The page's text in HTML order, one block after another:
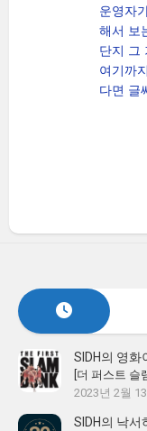
운영자
해서 보
단지 그
여기까
다면 글
SIDH의 영화
[더 퍼스트 슬
2023년 2월
SIDH의 낙서